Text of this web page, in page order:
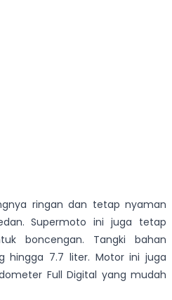
ringan dan tetap nyaman
Supermoto ini juga tetap
boncengan. Tangki bahan
hingga 7.7 liter. Motor ini juga
Full Digital yang mudah